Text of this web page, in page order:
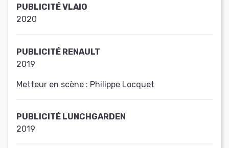
PUBLICITÉ VLAIO
2020
PUBLICITÉ RENAULT
2019
Metteur en scène : Philippe Locquet
PUBLICITÉ LUNCHGARDEN
2019